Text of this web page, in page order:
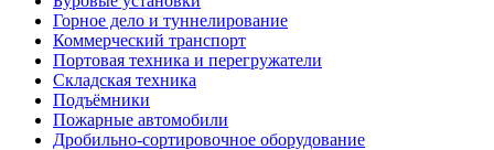
Горное дело и туннелирование
Коммерческий транспорт
Портовая техника и перегружатели
Складская техника
Подъёмники
Пожарные автомобили
Дробильно-сортировочное оборудование